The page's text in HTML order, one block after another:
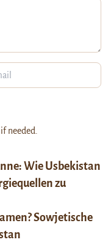
Wie Usbekistan
zu
Sowjetische
needed.